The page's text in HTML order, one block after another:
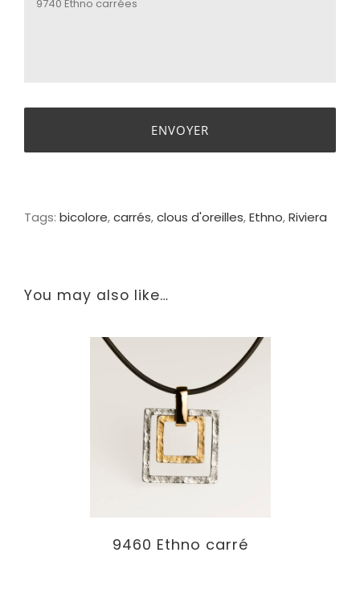
Tags: bicolore,carrés,clous d'oreilles,Ethno,Riviera
You may also like…
9460 Ethno carré